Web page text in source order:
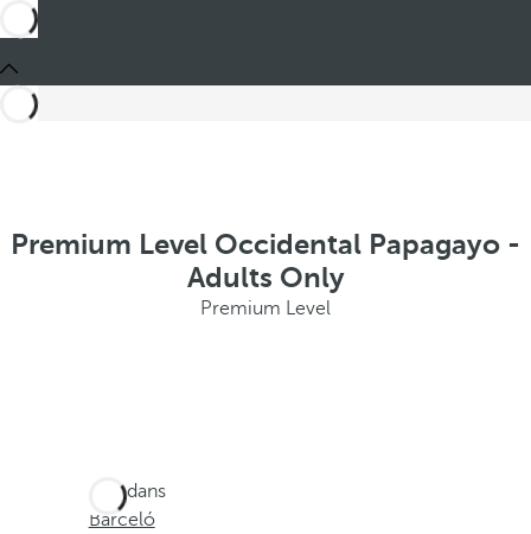
Premium Level Occidental Papagayo -
Adults Only
Premium Level
Ces dans
Barceló